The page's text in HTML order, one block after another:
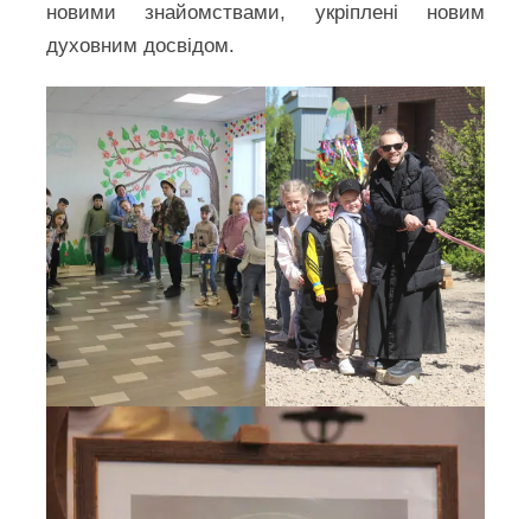
новими знайомствами, укріплені новим
духовним досвідом.